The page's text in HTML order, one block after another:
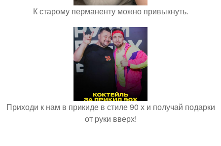
К старому перманенту можно привыкнуть.
Приходи к нам в прикиде в стиле 90 х и получай подарки
от руки вверх!